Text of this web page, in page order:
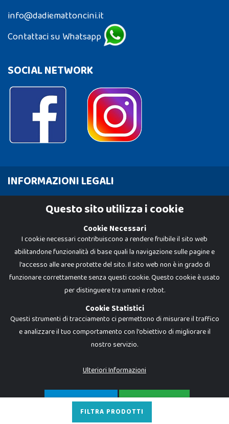
FILTRA PRODOTTI
info@dadiemattoncini.it
Contattaci su Whatsapp
SOCIAL NETWORK
INFORMAZIONI LEGALI
Cookie Policy
Dadi e Mattoncini è un brand di Giocabene Srl. Ogni riproduzione o utilizzo non
I prezzi e le promozioni pubblicate potrebbero differire da quanto esposto in
P.IVA 02608090425 - REA AN201199 - C.S. 10.000 i.v.
Questo sito utilizza i cookie
Cookie Necessari
I cookie necessari contribuiscono a rendere fruibile il sito web
abilitandone funzionalità di base quali la navigazione sulle pagine e
l'accesso alle aree protette del sito. Il sito web non è in grado di
funzionare correttamente senza questi cookie. Questo cookie è usato
per distinguere tra umani e robot.
Cookie Statistici
Questi strumenti di tracciamento ci permettono di misurare il traffico
e analizzare il tuo comportamento con l'obiettivo di migliorare il
nostro servizio.
Ulteriori Informazioni
SOLO NECESSARI ACCETTA TUTTO